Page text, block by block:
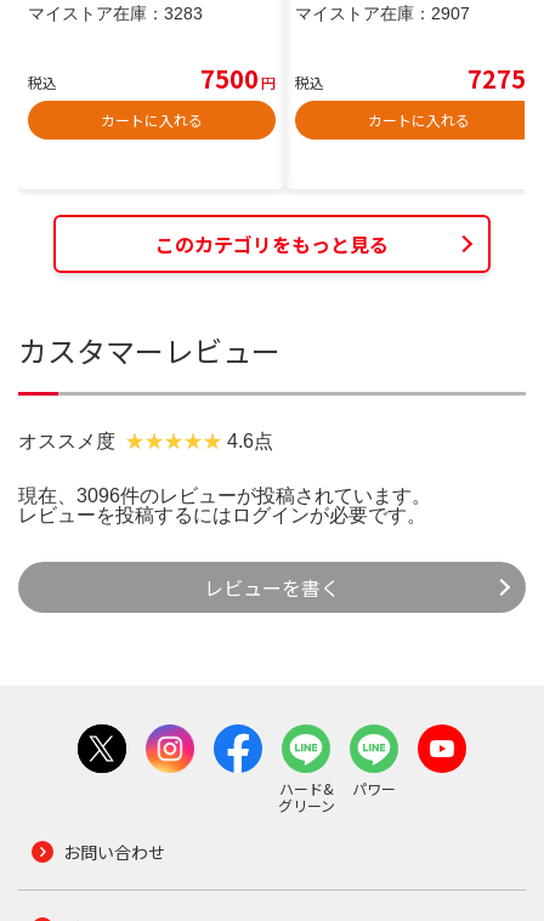
マイストア在庫： 3283
税込 7500円
カートに入れる
マイストア在庫： 2907
税込 7275
カートに入れる
このカテゴリをもっと見る
カスタマーレビュー
オススメ度 4.6点
現在、3096件のレビューが投稿されています。
レビューを投稿するには ログインが必要です。
レビューを書く
ハード&
グリーン
パワー
お問い合わせ